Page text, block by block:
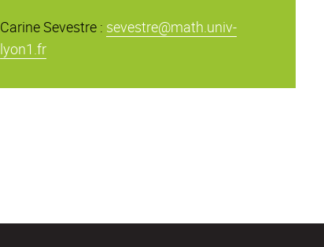
Carine Sevestre : sevestre@math.univ-
lyon1.fr